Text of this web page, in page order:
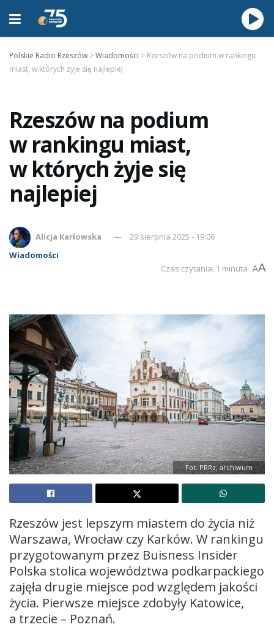
Polskie Radio Rzeszów >Wiadomości > Rzeszów na podium w rankingu
miast, w których żyje się najlepiej
Rzeszów na podium
w rankingu miast,
w których żyje się
najlepiej
Alicja Karłowska
29 sierpnia 2025 - 19:06
Wiadomości
Czas czytania: 1 minuta AA
Fot. PRRz, archiwum
Rzeszów jest lepszym miastem do życia niż
Warszawa, Wrocław czy Karków. W rankingu
przygotowanym przez Buisness Insider
Polska stolica województwa podkarpackiego
zajęła drugie miejsce pod względem jakości
życia. Pierwsze miejsce zdobyły Katowice,
a trzecie – Poznań.